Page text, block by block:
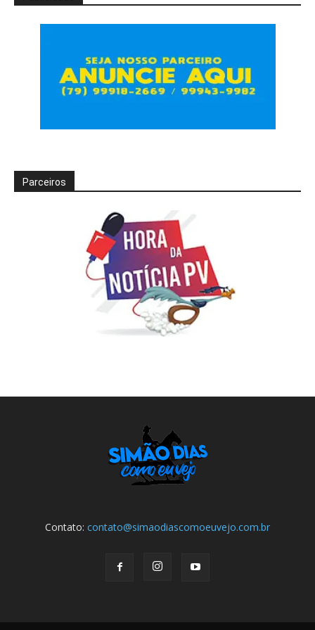
Parceiros
Contato: contato@simaodiascomoeuvejo.com.br